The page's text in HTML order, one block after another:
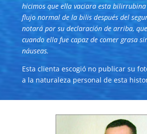
hicimos que ella vaciara esta
flujo normal de la bilis después del
notará por su declaración de arriba,
cuando ella fue capaz de comer grasa
náuseas.
Esta clienta escogió no publicar su
a la naturaleza personal de esta